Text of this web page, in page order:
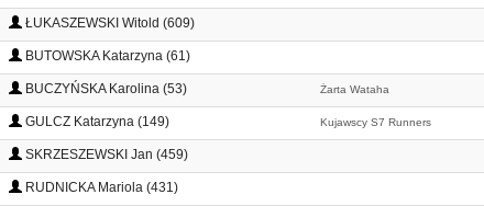
ŁUKASZEWSKI Witold (609)
BUTOWSKA Katarzyna (61)
BUCZYŃSKA Karolina (53) Żarta Wataha
GULCZ Katarzyna (149) Kujawscy S7 Runners
SKRZESZEWSKI Jan (459)
RUDNICKA Mariola (431)